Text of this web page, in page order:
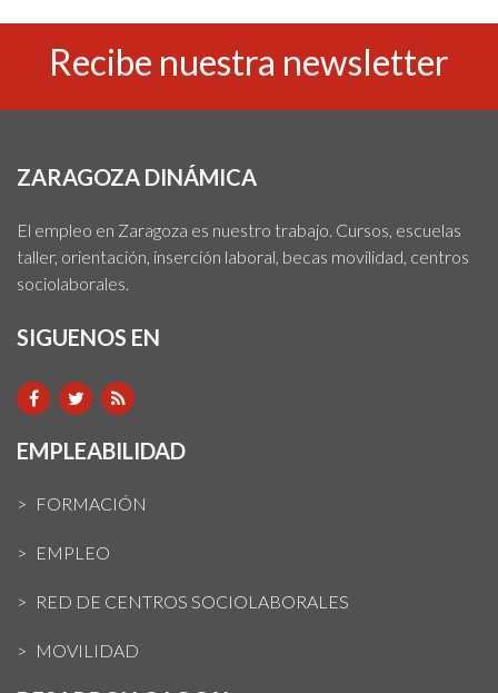
Recibe nuestra newsletter
ZARAGOZA DINÁMICA
El empleo en Zaragoza es nuestro trabajo. Cursos, escuelas
taller, orientación, inserción laboral, becas movilidad, centros
sociolaborales.
SIGUENOS EN
EMPLEABILIDAD
FORMACIÓN
EMPLEO
RED DE CENTROS SOCIOLABORALES
MOVILIDAD